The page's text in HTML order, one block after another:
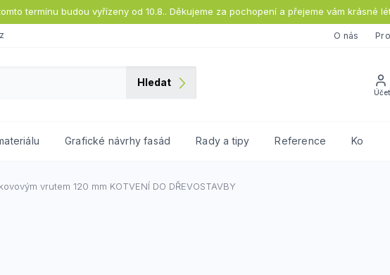
termínu budou vyřízeny od 10.8.. Děkujeme za pochopení a přejeme vám krásné
O nás
Hledat
Grafické návrhy fasád Rady a tipy Reference Kontakty
vrutem 120 mm KOTVENÍ DO DŘEVOSTAVBY